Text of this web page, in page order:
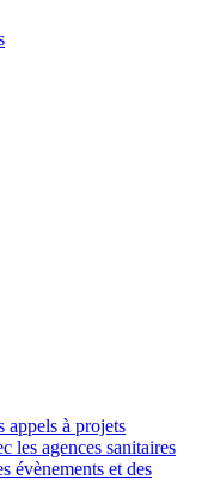
appels à projets
les agences sanitaires
évènements et des